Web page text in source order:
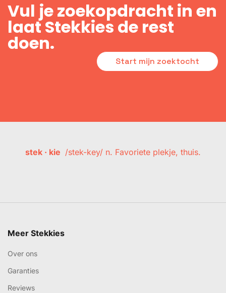
Vul je zoekopdracht in en
laat Stekkies de rest
doen.
Start mijn zoektocht
stek · kie /stek-key/ n. Favoriete plekje, thuis.
Meer Stekkies
Over ons
Garanties
Reviews